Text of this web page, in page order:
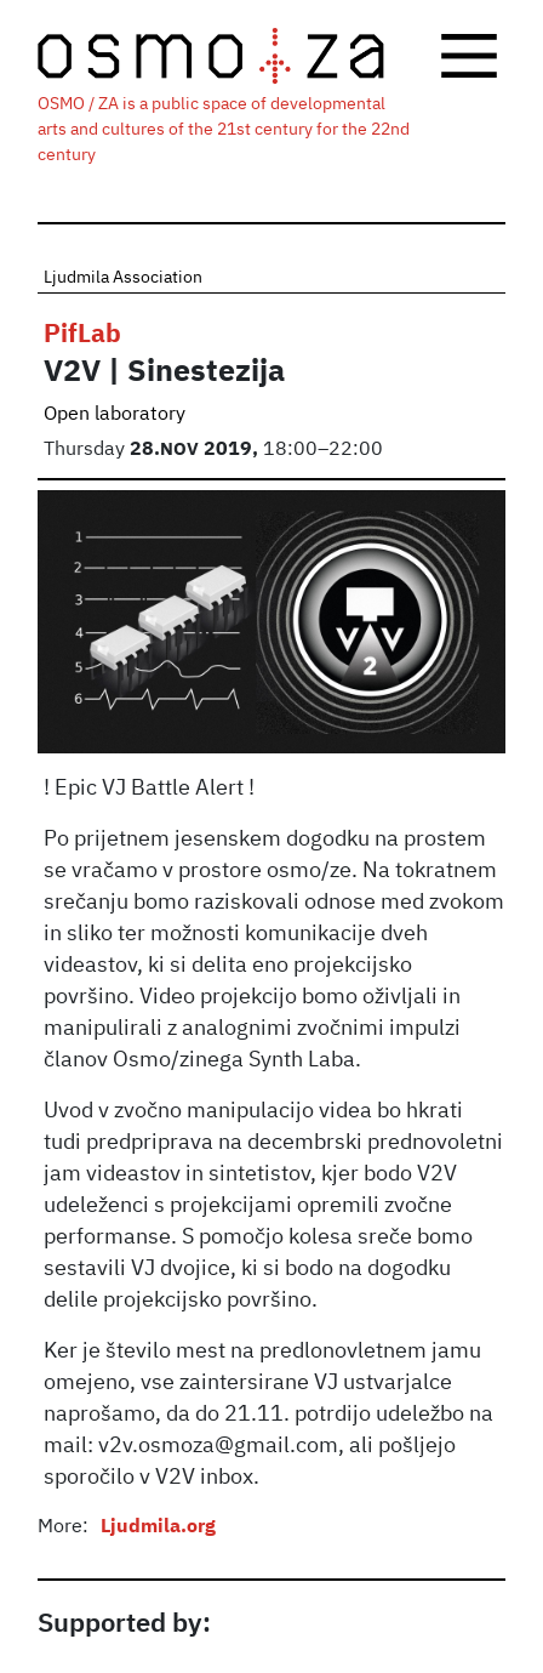
OSMO / ZA is a public space of developmental
arts and cultures of the 21st century for the 22nd
century
Ljudmila Association
PifLab
V2V | Sinestezija
Open laboratory
Thursday28. NOV2019, 18:00–22:00
! Epic VJ Battle Alert !
Po prijetnem jesenskem dogodku na prostem
se vračamo v prostore osmo/ze. Na tokratnem
srečanju bomo raziskovali odnose med zvokom
in sliko ter možnosti komunikacije dveh
videastov, ki si delita eno projekcijsko
površino. Video projekcijo bomo oživljali in
manipulirali z analognimi zvočnimi impulzi
članov Osmo/zinega Synth Laba.
Uvod v zvočno manipulacijo videa bo hkrati
tudi predpriprava na decembrski prednovoletni
jam videastov in sintetistov, kjer bodo V2V
udeleženci s projekcijami opremili zvočne
performanse. S pomočjo kolesa sreče bomo
sestavili VJ dvojice, ki si bodo na dogodku
delile projekcijsko površino.
Ker je število mest na predlonovletnem jamu
omejeno, vse zaintersirane VJ ustvarjalce
naprošamo, da do 21.11. potrdijo udeležbo na
mail: v2v.osmoza@gmail.com, ali pošljejo
sporočilo v V2V inbox.
More: Ljudmila.org
Supported by: